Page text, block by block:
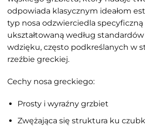
odpowiada klasycznym ideałom
typ nosa odzwierciedla
ukształtowaną według
wdzięku, często podkreślanych w
rzeźbie greckiej.
Cechy nosa greckiego:
Prosty i wyraźny grzbiet
Zwężająca się struktura ku